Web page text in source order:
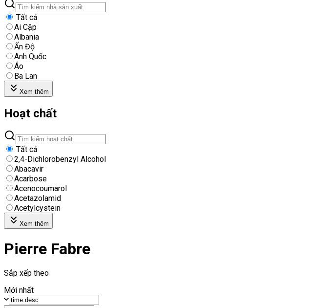
Tất cả
Ai Cập
Albania
Ấn Độ
Anh Quốc
Áo
Ba Lan
Xem thêm
Hoạt chất
Tất cả
2,4-Dichlorobenzyl Alcohol
Abacavir
Acarbose
Acenocoumarol
Acetazolamid
Acetylcystein
Xem thêm
Pierre Fabre
Sắp xếp theo
Mới nhất